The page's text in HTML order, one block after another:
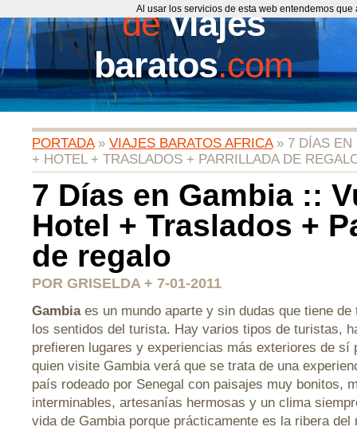
deviajes
baratos.com
PORTADA» VIAJES BARATOS AFRICA» 7 DÍAS EN
+ HOTEL + TRASLADOS + PARRILLADA DE
7 Días en Gambia ::
Hotel + Traslados +
de regalo
POR GRISELDA + 7-01-2011
Gambiaes un mundo aparte y sin dudas que tiene de
los sentidos del turista. Hay varios tipos de turistas,
prefieren lugares y experiencias más exteriores de sí
quien visite Gambia verá que se trata de una
país rodeado por Senegal con paisajes muy bonitos,
interminables, artesanías hermosas y un clima
vida de Gambia porque prácticamente es la ribera
Al usar los servicios de esta web entendemos